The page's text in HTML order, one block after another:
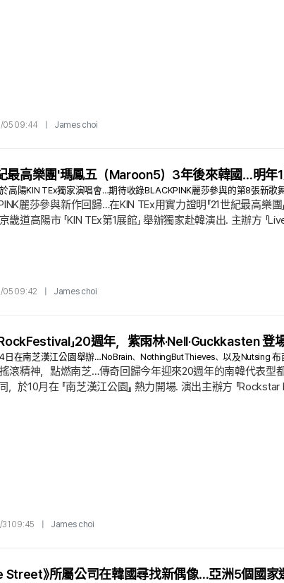
09:44 James choi
最高樂團'瑪鳳五（Maroon5）3年後來韓國…明年
高陽KIN TEx獨家演唱會…期待收錄BLACKPINK麗莎參與的第8張新歌
麗莎參與新作回歸…在KIN TEx用實力證明『21世紀最高樂
畿道高陽市 「KIN TEx第1展館」 舉辦獨家赴韓演出. 主辦方
09:42 James choi
」20週年，紫雨林·Nell·Guckkasten
日在南芝漢江公園舉辦…NoBrain、NothingButThieves、以及Nutsing
滾精神，點燃南芝…傳奇回歸今年迎來20週年的南韓代表型
，於10月在 『南芝漢江公園』 熱力開場. 演出主辦方 『
09:45 James choi
Street》所屬公司在韓國尋找新偶像…亞洲5個國家